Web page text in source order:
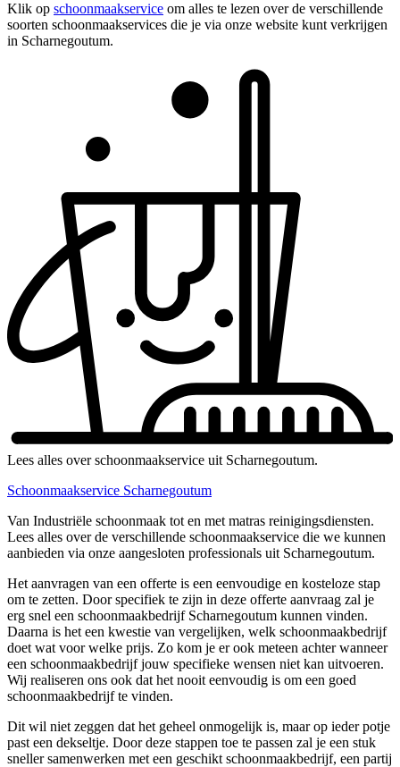
Klik op schoonmaakservice om alles te lezen over de verschillende
soorten schoonmaakservices die je via onze website kunt verkrijgen
in Scharnegoutum.
Lees alles over schoonmaakservice uit Scharnegoutum.
Schoonmaakservice Scharnegoutum
Van Industriële schoonmaak tot en met matras reinigingsdiensten.
Lees alles over de verschillende schoonmaakservice die we kunnen
aanbieden via onze aangesloten professionals uit Scharnegoutum.
Het aanvragen van een offerte is een eenvoudige en kosteloze stap
om te zetten. Door specifiek te zijn in deze offerte aanvraag zal je
erg snel een schoonmaakbedrijf Scharnegoutum kunnen vinden.
Daarna is het een kwestie van vergelijken, welk schoonmaakbedrijf
doet wat voor welke prijs. Zo kom je er ook meteen achter wanneer
een schoonmaakbedrijf jouw specifieke wensen niet kan uitvoeren.
Wij realiseren ons ook dat het nooit eenvoudig is om een goed
schoonmaakbedrijf te vinden.
Dit wil niet zeggen dat het geheel onmogelijk is, maar op ieder potje
past een dekseltje. Door deze stappen toe te passen zal je een stuk
sneller samenwerken met een geschikt schoonmaakbedrijf, een partij